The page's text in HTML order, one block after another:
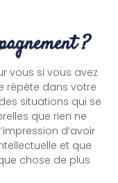
?
vous si vous avez
répète dans votre
situations qui se
que rien ne
d’avoir
et que
chose de plus